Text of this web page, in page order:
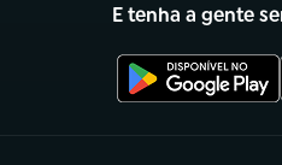
E tenha a gente